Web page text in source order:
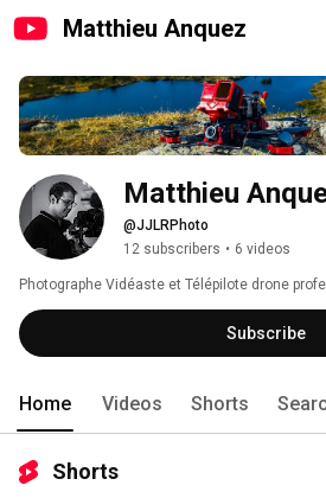
Matthieu Anquez
Matthieu
@JJLRPhoto
12 subscribers • 6 videos
Photographe Vidéaste et Télépilote drone
Subscribe
Home Videos Shorts
Shorts